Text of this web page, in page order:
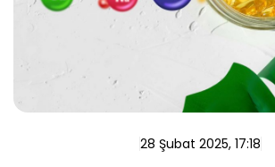
28 Şubat 2025, 17:18